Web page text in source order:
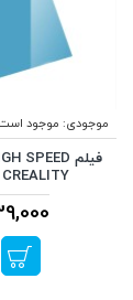
موجودی: موجود
CREALITY سایز 290X200MM